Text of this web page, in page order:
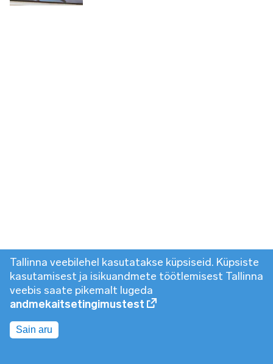
Tallinna veebilehel kasutatakse küpsiseid. Küpsiste
kasutamisest ja isikuandmete töötlemisest Tallinna
veebis saate pikemalt lugeda
andmekaitsetingimustest
Sain aru